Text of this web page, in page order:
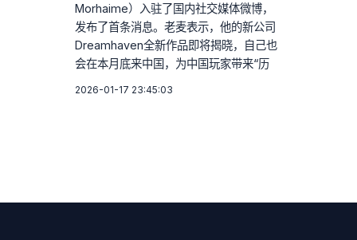
Morhaime）入驻了国内社交媒体微博，
发布了首条消息。老麦表示，他的新公司
Dreamhaven全新作品即将揭晓，自己也
会在本月底来中国，为中国玩家带来“历
2026-01-17 23:45:03